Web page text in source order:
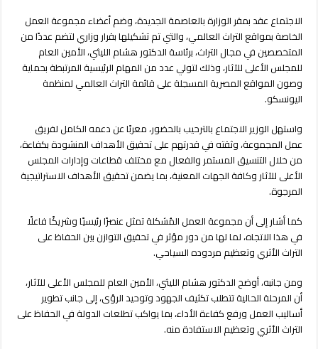
الاجتماع عقد بمقر الوزارة بالعاصمة الجديدة، وضم أعضاء مجموعة العمل
الخاصة بمواقع التراث العالمي، والتي تم تشكيلها بقرار وزاري لتضم عددًا من
المتخصصين في مجال التراث، برئاسة الدكتور هشام الليثي، الأمين العام
للمجلس الأعلى للآثار، وذلك لتولي عدد من المهام الرئيسية المرتبطة بحماية
وصون المواقع المصرية المسجلة على قائمة التراث العالمي لمنظمة
اليونسكو.
واستهل الوزير الاجتماع بالترحيب بالحضور، معربًا عن دعمه الكامل لفريق
عمل المجموعة، وثقته في قدرتهم على تحقيق الأهداف المنشودة بكفاءة،
من خلال التنسيق المستمر والفعال مع مختلف قطاعات وإدارات المجلس
الأعلى للآثار وكافة الجهات المعنية، بما يضمن تحقيق الأهداف الاستراتيجية
المرجوة.
كما أشار إلى أن مجموعة العمل المُشكلة تمثل عنصرًا رئيسيًا وشريكًا فاعلًا
في هذا الاتجاه، لما لها من دور مؤثر في تحقيق التوازن بين الحفاظ على
التراث الأثري وتعظيم مردوده السياحي.
ومن جانبه، أوضح الدكتور هشام الليثي، الأمين العام للمجلس الأعلى للآثار،
أن المرحلة الحالية تتطلب تكثيف الجهود وتوحيد الرؤى، إلى جانب تطوير
أساليب العمل ورفع كفاءة الأداء، بما يواكب تطلعات الدولة في الحفاظ على
التراث الأثري وتعظيم الاستفادة منه.